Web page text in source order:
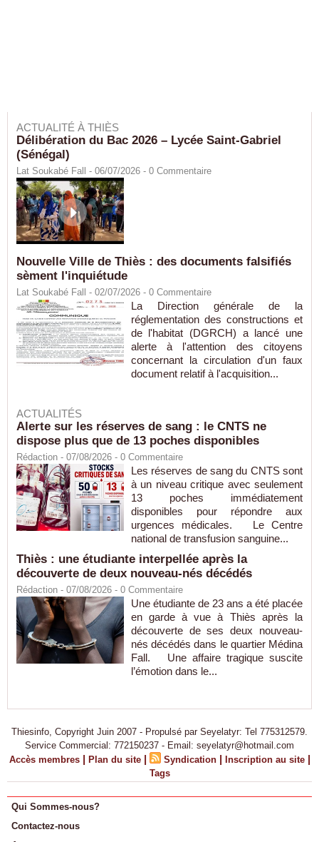
ACTUALITÉ À THIÈS
Délibération du Bac 2026 – Lycée Saint-Gabriel
(Sénégal)
Lat Soukabé Fall - 06/07/2026 - 0 Commentaire
Nouvelle Ville de Thiès : des documents falsifiés
sèment l'inquiétude
Lat Soukabé Fall - 02/07/2026 - 0 Commentaire
La Direction générale de la
réglementation des constructions et
de l'habitat (DGRCH) a lancé une
alerte à l'attention des citoyens
concernant la circulation d'un faux
document relatif à l'acquisition...
ACTUALITÉS
Alerte sur les réserves de sang : le CNTS ne
dispose plus que de 13 poches disponibles
Rédaction - 07/08/2026 - 0 Commentaire
Les réserves de sang du CNTS sont
à un niveau critique avec seulement
13 poches immédiatement
disponibles pour répondre aux
urgences médicales. Le Centre
national de transfusion sanguine...
Thiès : une étudiante interpellée après la
découverte de deux nouveau-nés décédés
Rédaction - 07/08/2026 - 0 Commentaire
Une étudiante de 23 ans a été placée
en garde à vue à Thiès après la
découverte de ses deux nouveau-
nés décédés dans le quartier Médina
Fall. Une affaire tragique suscite
l’émotion dans le...
Thiesinfo, Copyright Juin 2007 - Propulsé par Seyelatyr: Tel 775312579.
Service Commercial: 772150237 - Email: seyelatyr@hotmail.com
Accès membres | Plan du site | Syndication | Inscription au site |
Tags
Qui Sommes-nous?
Contactez-nous